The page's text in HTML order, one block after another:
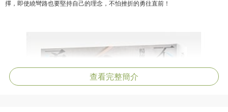
擇，即使繞彎路也要堅持自己的理念，不怕挫折的勇往直前！
查看完整簡介